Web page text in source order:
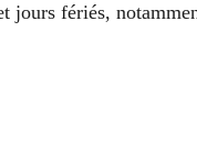
jours fériés,